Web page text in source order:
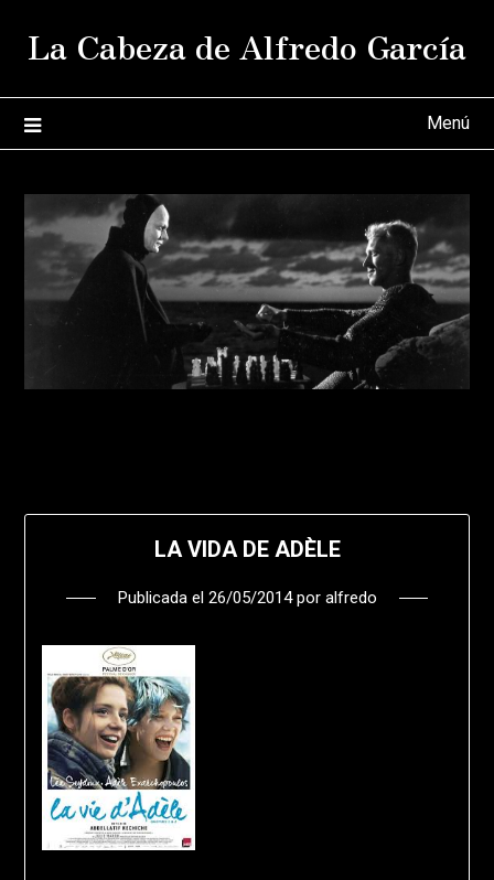
La Cabeza de Alfredo García
Menú
LA VIDA DE ADÈLE
Publicada el 26/05/2014por alfredo